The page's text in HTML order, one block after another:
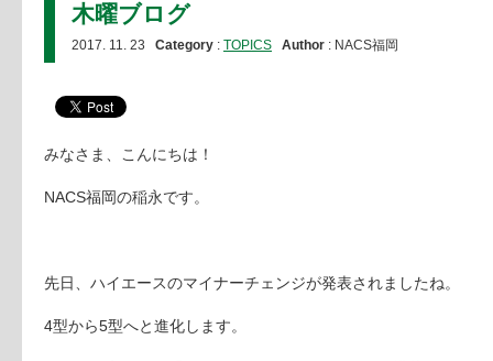
木曜ブログ
2017. 11. 23 Category : TOPICS Author : NACS福岡
みなさま、こんにちは！
NACS福岡の稲永です。
先日、ハイエースのマイナーチェンジが発表されましたね。
4型から5型へと進化します。